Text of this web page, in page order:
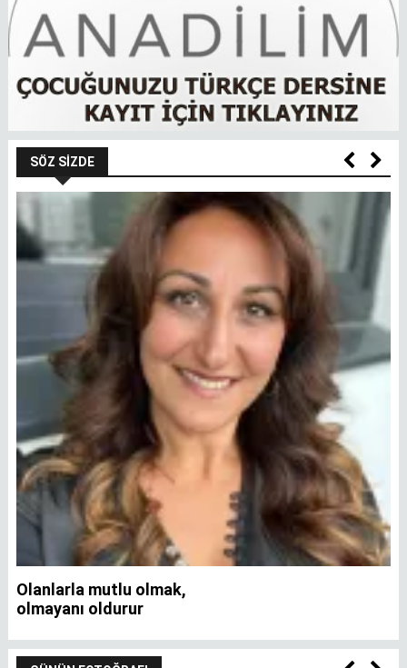
SÖZ SIZDE
Olanlarla mutlu olmak,
olmayanı oldurur